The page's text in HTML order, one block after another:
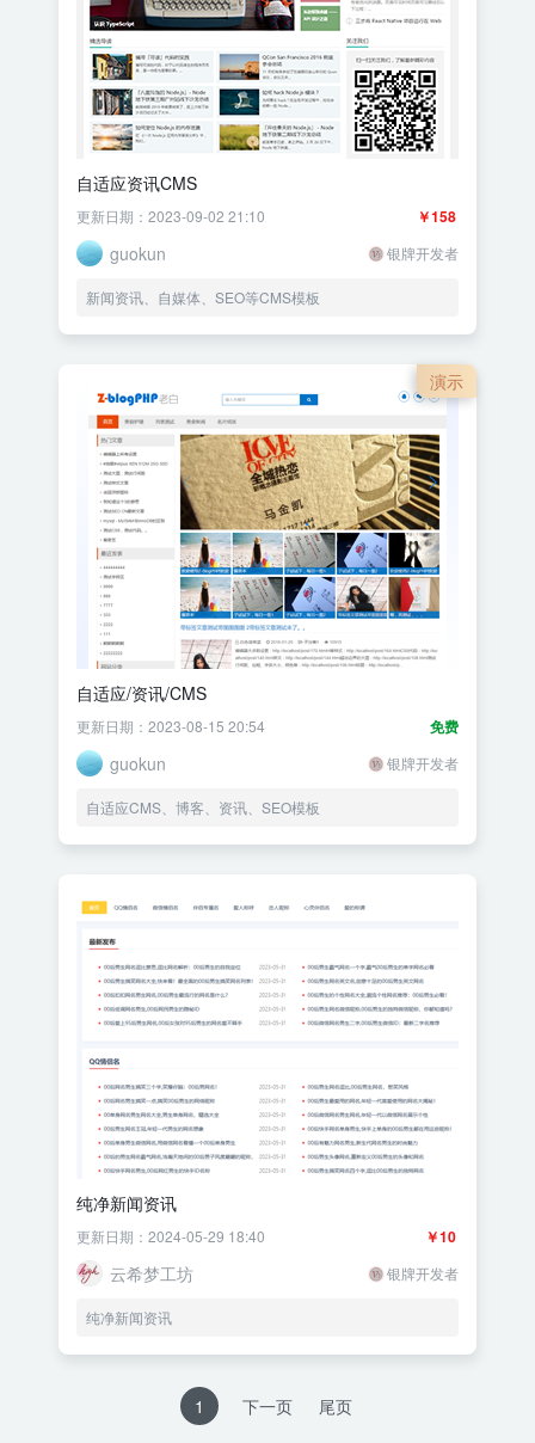
自适应资讯CMS
￥158
更新日期：2023-09-02 21:10
guokun 银牌开发者
新闻资讯、自媒体、SEO等CMS模板
演示
自适应/资讯/CMS
免费
更新日期：2023-08-15 20:54
guokun 银牌开发者
自适应CMS、博客、资讯、SEO模板
纯净新闻资讯
￥10
更新日期：2024-05-29 18:40
云希梦工坊 银牌开发者
纯净新闻资讯
1 下一页 尾页